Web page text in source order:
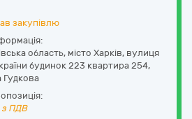
закупівлю
область, місто Харків, вулиця
будинок 223 квартира 254,
Гудкова
з ПДВ